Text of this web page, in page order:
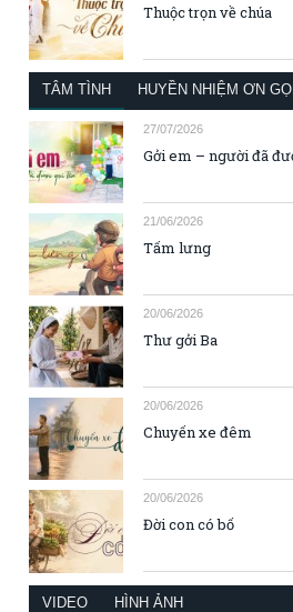
Thuộc trọn về chúa
TÂM TÌNH HUYỀN NHIỆM ƠN GỌI
27/07/2026
Gởi em – người đã
21/06/2026
Tấm lưng
20/06/2026
Thư gởi Ba
20/06/2026
Chuyến xe đêm
20/06/2026
Đời con có bố
VIDEO HÌNH ẢNH